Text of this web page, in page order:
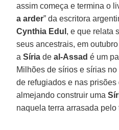
assim começa e termina o
a arder” da escritora
Cynthia Edul , e que relata
seus ancestrais, em
aSíria deal-Assad é um
Milhões de sírios e sírias
de refugiados e nas
almejando construir uma
naquela terra arrasada pelo